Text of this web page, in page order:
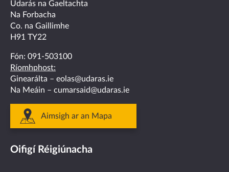
facebook
twitterlinkedin
Údarás na Gaeltachta
Na Forbacha
Co. na Gaillimhe
H91 TY22
Fón: 091-503100
Ríomhphost:
Ginearálta – eolas@udaras.ie
Na Meáin – cumarsaid@udaras.ie
Aimsigh ar an Mapa
Oifigí Réigiúnacha